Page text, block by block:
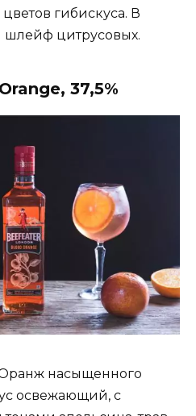
гибискуса. В
шлейф цитрусовых.
37,5%
насыщенного
освежающий, с